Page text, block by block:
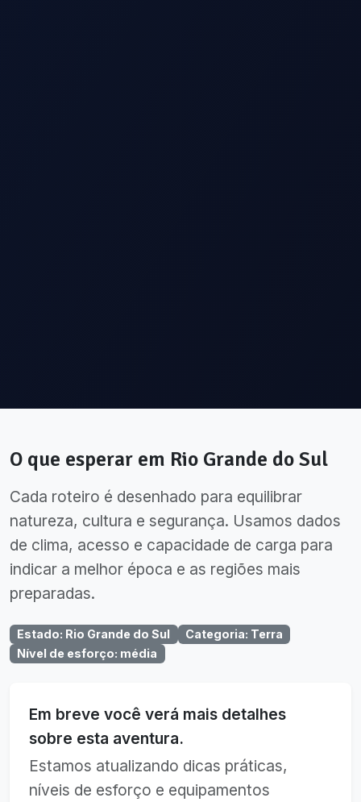
O que esperar em Rio Grande do Sul
Cada roteiro é desenhado para equilibrar
natureza, cultura e segurança. Usamos dados
de clima, acesso e capacidade de carga para
indicar a melhor época e as regiões mais
preparadas.
Estado: Rio Grande do Sul Categoria: Terra
Nível de esforço: média
Em breve você verá mais detalhes
sobre esta aventura.
Estamos atualizando dicas práticas,
níveis de esforço e equipamentos